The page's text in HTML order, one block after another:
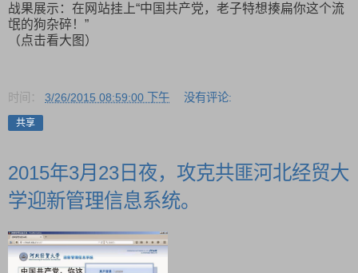
战果展示：在网站挂上“中国共产党，老子特想揍扁你这个流
氓的狗杂碎！”
（点击看大图）
时间： 3/26/2015 08:59:00 下午 没有评论:
共享
2015年3月23日夜，攻克共匪河北经贸大
学迎新管理信息系统。